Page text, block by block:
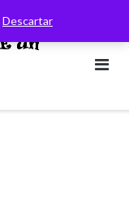
Descartar